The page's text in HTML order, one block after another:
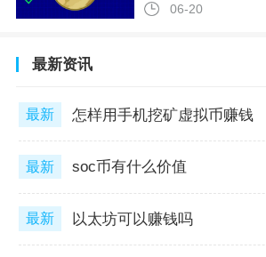
06-20
最新资讯
最新 怎样用手机挖矿虚拟币赚钱
最新 soc币有什么价值
最新 以太坊可以赚钱吗